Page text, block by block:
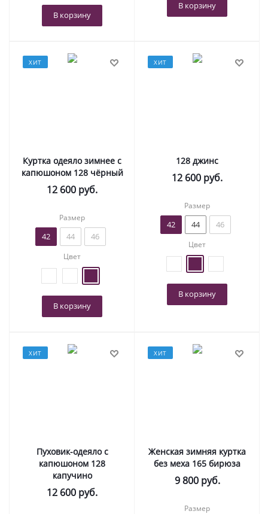
В корзину
В корзину
ХИТ
Куртка одеяло зимнее с
капюшоном 128 чёрный
12 600 руб.
Размер
42 44 46
Цвет
В корзину
ХИТ
128 джинс
12 600 руб.
Размер
42 44 46
Цвет
В корзину
ХИТ
Пуховик-одеяло с
капюшоном 128
капучино
12 600 руб.
ХИТ
Женская зимняя куртка
без меха 165 бирюза
9 800руб.
Размер